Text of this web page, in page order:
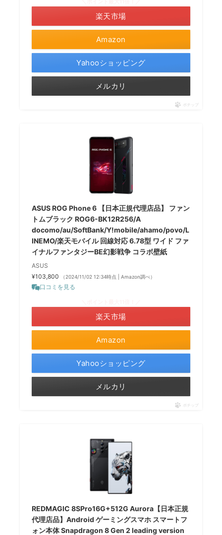
Amazon
楽天市場
Yahooショッピング
メルカリ
ポチップ
ASUS ROG Phone 6 【日本正規代理店品】 ファン
トムブラック ROG6-BK12R256/A
docomo/au/SoftBank/Y!mobile/ahamo/povo/L
INEMO/楽天モバイル 回線対応 6.78型 ワイド ファ
イナルファンタジーBE幻影戦争 コラボ壁紙
ASUS
¥103,800
（2024/11/02 12:34時点 | Amazon調べ）
口コミを見る
Amazon
楽天市場
Yahooショッピング
メルカリ
ポチップ
REDMAGIC 8SPro16G+512G Aurora【日本正規
代理店品】Android ゲーミングスマホ スマートフ
ォン本体 Snapdragon 8 Gen 2 leading version